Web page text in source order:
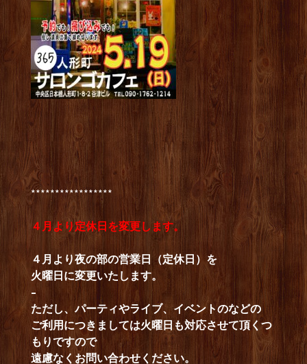
*****************
４月より定休日を変更します。
４月より夜の部の営業日（定休日）を
火曜日に変更いたします。
–
ただし、パーティやライブ、イベントのなどの
ご利用につきましては火曜日も対応させて頂くつ
もりですので
遠慮なくお問い合わせください。